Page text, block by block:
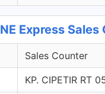
Express
Sales Counter
KP. CIPETIR RT